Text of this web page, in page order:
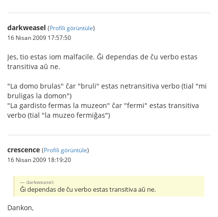
darkweasel (Profili görüntüle)
16 Nisan 2009 17:57:50
Jes, tio estas iom malfacile. Ĝi dependas de ĉu verbo estas
transitiva aŭ ne.
"La domo brulas" ĉar "bruli" estas netransitiva verbo (tial "mi
bruligas la domon")
"La gardisto fermas la muzeon" ĉar "fermi" estas transitiva
verbo (tial "la muzeo fermiĝas")
crescence (Profili görüntüle)
16 Nisan 2009 18:19:20
darkweasel:
Ĝi dependas de ĉu verbo estas transitiva aŭ ne.
Dankon,